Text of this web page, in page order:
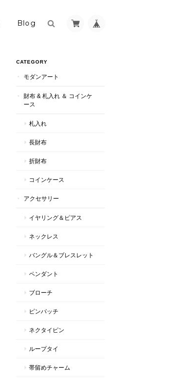
Blog
CATEGORY
モダンアート
財布 & 札入れ ＆ コインケ
ース
札入れ
長財布
折財布
コインケース
アクセサリー
イヤリング＆ピアス
ネックレス
バングル＆ブレスレット
ペンダント
ブローチ
ピンバッチ
ネクタイピン
ループタイ
帯留めチャーム